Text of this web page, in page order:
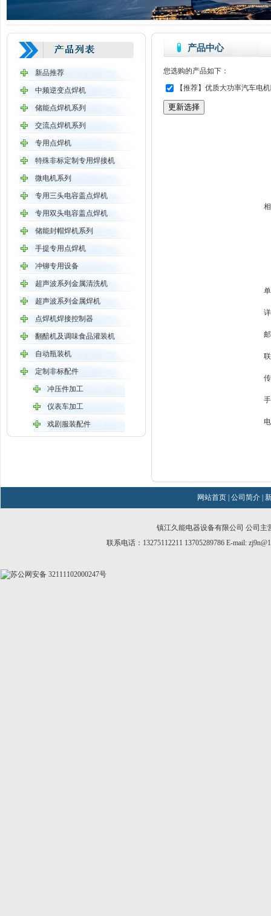
新品推荐
中频逆变点焊机
储能点焊机系列
交流点焊机系列
专用点焊机
特殊非标定制专用焊接机
微电机系列
专用三头电容盖点焊机
专用双头电容盖点焊机
储能封帽焊机系列
手提专用点焊机
冲铆专用设备
超声波系列金属清洗机
超声波系列金属焊机
点焊机焊接控制器
翻醅机及调味食品灌装机
自动瓶装机
定制非标配件
冲压件加工
仪表车加工
戏剧服装配件
产品中心
您选购的产品如下：
【推荐】优质大功率汽车电
网站首页 公司简介
镇江久能电器设备有限公司 公司主
联系电话：13275112211 13705289786 E-mail:
苏公网安备 32111102000247号